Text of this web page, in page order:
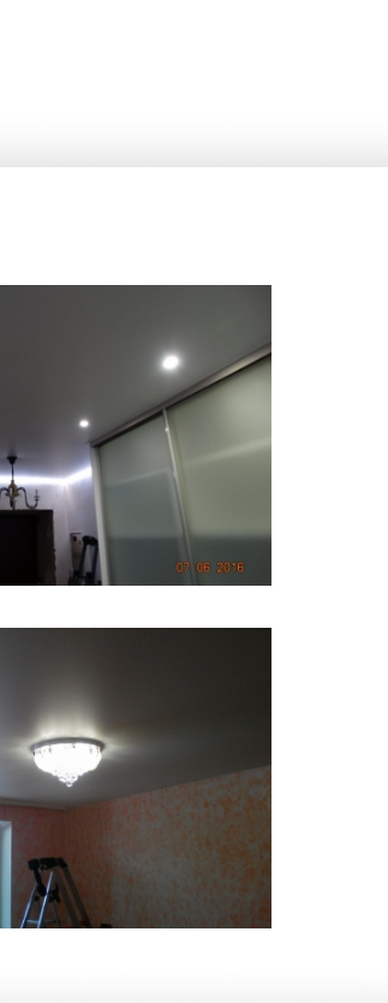
Стоимость 18 000 руб.
Стоимость